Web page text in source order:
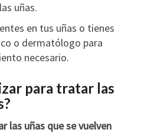
uñas.
en tus uñas o tienes
o dermatólogo para
necesario.
para tratar las
las uñas que se vuelven